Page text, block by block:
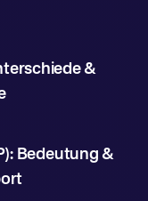
&
Bedeutung &